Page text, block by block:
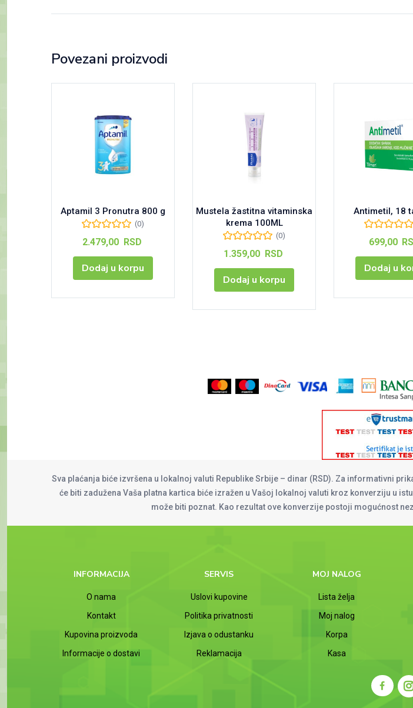
Povezani proizvodi
Aptamil 3 Pronutra 800 g
(0)
2.479,00 RSD
Dodaj u korpu
Mustela žastitna vitaminska
krema 100ML
(0)
1.359,00 RSD
Dodaj u korpu
Antimetil, 18
699,00
Dodaj u
Sva plaćanja biće izvršena u lokalnoj valuti Republike Srbije – dinar (RSD). Za informativni
će biti zadužena Vaša platna kartica biće izražen u Vašoj lokalnoj valuti kroz konverziju u
može biti poznat. Kao rezultat ove konverzije postoji mogućnost
INFORMACIJA
O nama
Kontakt
Kupovina proizvoda
Informacije o dostavi
SERVIS
Uslovi kupovine
Politika privatnosti
Izjava o odustanku
Reklamacija
MOJ NALOG
Lista želja
Moj nalog
Korpa
Kasa